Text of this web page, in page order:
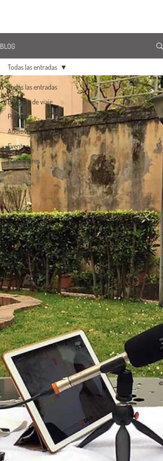
BLOG
Todas las entradas
Bitácora de viaje
Prensa
Audiovisual
Eventos
Manzanares
Todas las entradas